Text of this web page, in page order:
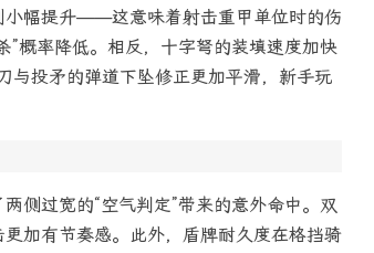
小幅提升——这意味着射击重甲单位时的伤
”概率降低。相反，十字弩的装填速度加快
与投矛的弹道下坠修正更加平滑，新手玩
侧过宽的“空气判定”带来的意外命中。双
加有节奏感。此外，盾牌耐久度在格挡骑